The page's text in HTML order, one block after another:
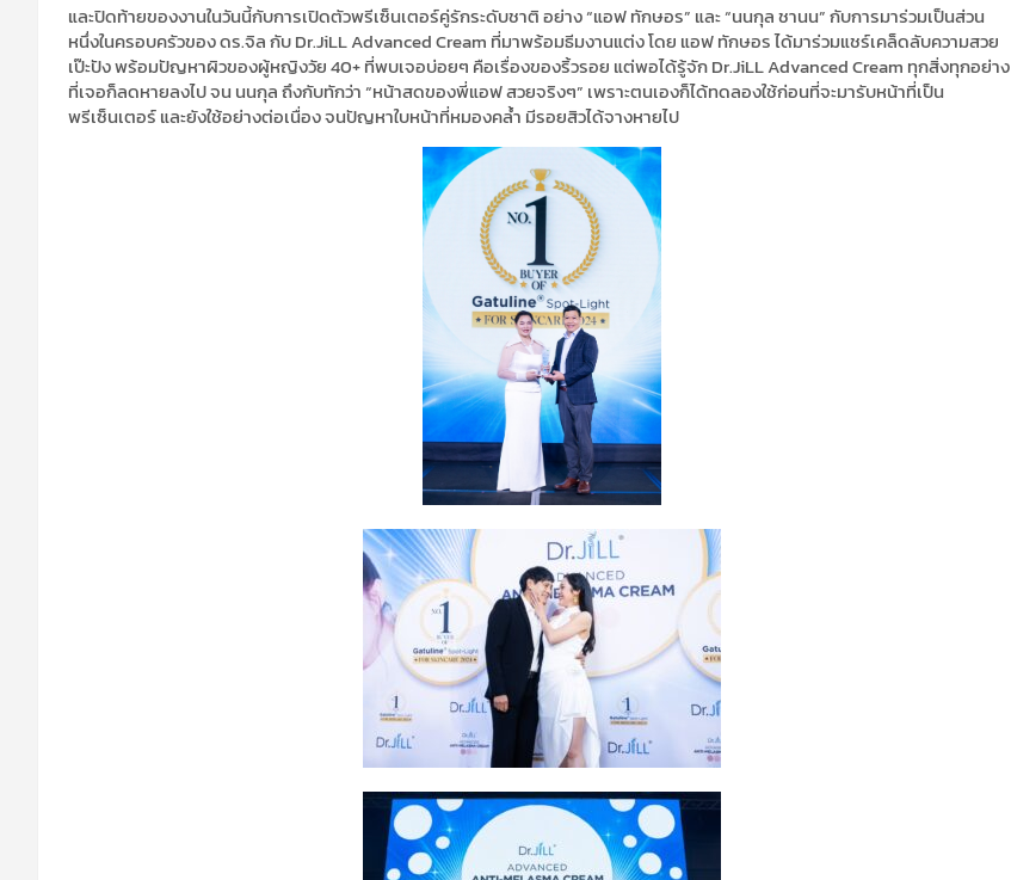
และปิดท้ายของงานในวันนี้กับการเปิดตัวพรีเซ็นเตอร์คู่รักระดับชาติ อย่าง “แอฟ ทักษอร” และ “นนกุล ชานน” กับการมาร่วมเป็นส่วน
หนึ่งในครอบครัวของ ดร.จิล กับ Dr.JiLL Advanced Cream ที่มาพร้อมธีมงานแต่ง โดย แอฟ ทักษอร ได้มาร่วมแชร์เคล็ดลับความสวย
เป๊ะปัง พร้อมปัญหาผิวของผู้หญิงวัย 40+ ที่พบเจอบ่อยๆ คือเรื่องของริ้วรอย แต่พอได้รู้จัก Dr.JiLL Advanced Cream ทุกสิ่งทุกอย่าง
ที่เจอก็ลดหายลงไป จน นนกุล ถึงกับทักว่า “หน้าสดของพี่แอฟ สวยจริงๆ” เพราะตนเองก็ได้ทดลองใช้ก่อนที่จะมารับหน้าที่เป็น
พรีเซ็นเตอร์ และยังใช้อย่างต่อเนื่อง จนปัญหาใบหน้าที่หมองคล้ำ มีรอยสิวได้จางหายไป